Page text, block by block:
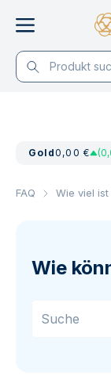
Gold0,00 €
FAQ Wie viel ist
Wie